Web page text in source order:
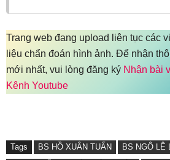
Trang web đang upload liên tục các
liệu chẩn đoán hình ảnh. Để nhận
mới nhất, vui lòng đăng ký Nhận bài
Kênh Youtube
Tags BS HỒ XUÂN TUẤN
BS NGÔ LÊ